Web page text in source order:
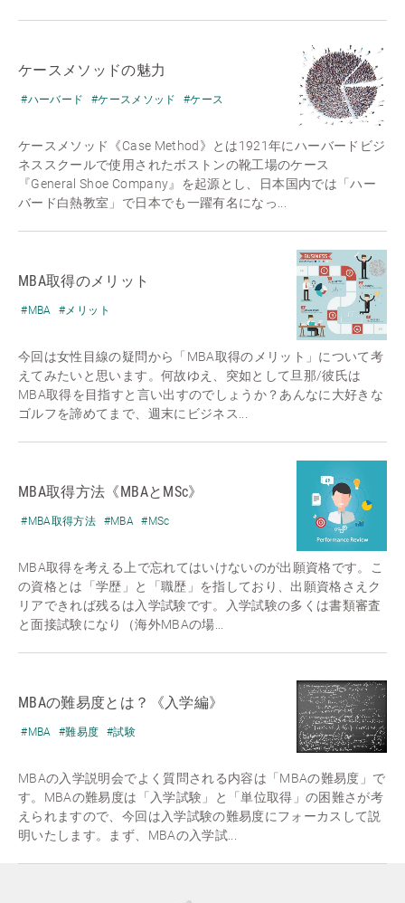
ケースメソッドの魅力
#ハーバード #ケースメソッド #ケース
ケースメソッド《Case Method》とは1921年にハーバードビジ
ネススクールで使用されたボストンの靴工場のケース
『General Shoe Company』を起源とし、日本国内では「ハー
バード白熱教室」で日本でも一躍有名になっ...
MBA取得のメリット
#MBA #メリット
今回は女性目線の疑問から「MBA取得のメリット」について考
えてみたいと思います。何故ゆえ、突如として旦那/彼氏は
MBA取得を目指すと言い出すのでしょうか？あんなに大好きな
ゴルフを諦めてまで、週末にビジネス...
MBA取得方法《MBAとMSc》
#MBA取得方法 #MBA #MSc
MBA取得を考える上で忘れてはいけないのが出願資格です。こ
の資格とは「学歴」と「職歴」を指しており、出願資格さえク
リアできれば残るは入学試験です。入学試験の多くは書類審査
と面接試験になり（海外MBAの場...
MBAの難易度とは？《入学編》
#MBA #難易度 #試験
MBAの入学説明会でよく質問される内容は「MBAの難易度」で
す。MBAの難易度は「入学試験」と「単位取得」の困難さが考
えられますので、今回は入学試験の難易度にフォーカスして説
明いたします。まず、MBAの入学試...